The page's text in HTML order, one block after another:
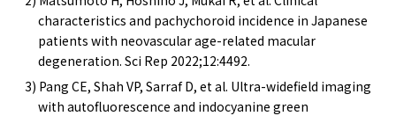
characteristics and pachychoroid incidence in Japanese
patients with neovascular age-related macular
degeneration. Sci Rep 2022;12:4492.
3) Pang CE, Shah VP, Sarraf D, et al. Ultra-widefield imaging
with autofluorescence and indocyanine green